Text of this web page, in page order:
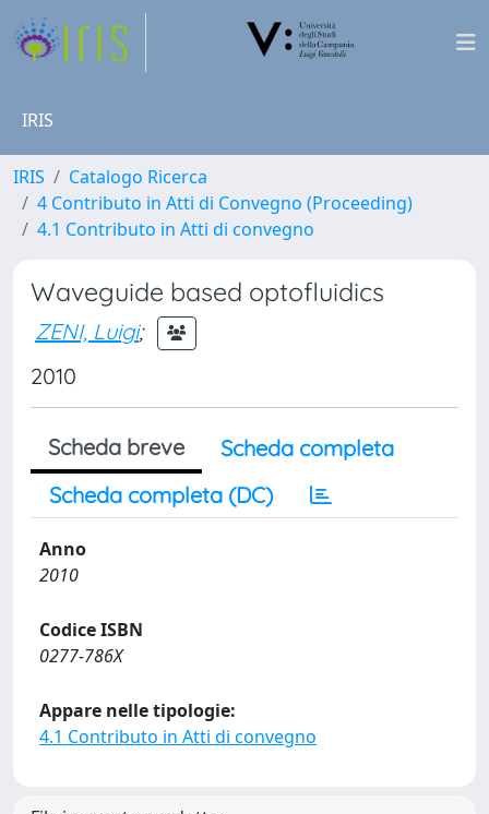
IRIS
IRIS
Catalogo Ricerca
4 Contributo in Atti di Convegno (Proceeding)
4.1 Contributo in Atti di convegno
Waveguide based optofluidics
ZENI, Luigi;
2010
Scheda breve
Scheda completa
Scheda completa (DC)
Anno
2010
Codice ISBN
0277-786X
Appare nelle tipologie:
4.1 Contributo in Atti di convegno